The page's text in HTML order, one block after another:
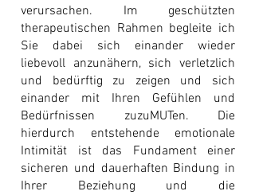
verursachen. Im geschützten
therapeutischen Rahmen begleite ich
Sie dabei sich einander wieder
liebevoll anzunähern, sich verletzlich
und bedürftig zu zeigen und sich
einander mit Ihren Gefühlen und
Bedürfnissen zuzuMUTen. Die
hierdurch entstehende emotionale
Intimität ist das Fundament einer
sicheren und dauerhaften Bindung in
Ihrer Beziehung und die